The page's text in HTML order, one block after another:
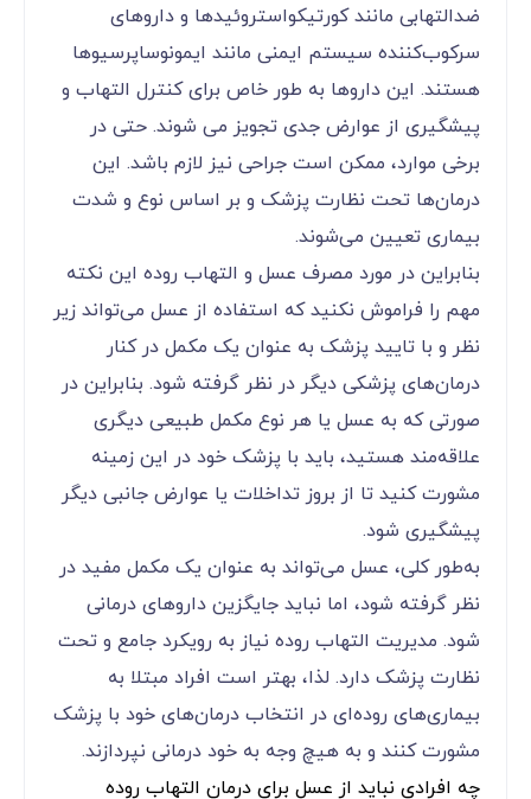
ضدالتهابی مانند کورتیکواستروئیدها و داروهای
سرکوب‌کننده سیستم ایمنی مانند ایمونوساپرسیوها
هستند. این داروها به طور خاص برای کنترل التهاب و
پیشگیری از عوارض جدی تجویز می شوند. حتی در
برخی موارد، ممکن است جراحی نیز لازم باشد. این
درمان‌ها تحت نظارت پزشک و بر اساس نوع و شدت
بیماری تعیین می‌شوند.
بنابراین در مورد مصرف عسل و التهاب روده این نکته
مهم را فراموش نکنید که استفاده از عسل می‌تواند زیر
نظر و با تایید پزشک به عنوان یک مکمل در کنار
درمان‌های پزشکی دیگر در نظر گرفته شود. بنابراین در
صورتی که به عسل یا هر نوع مکمل طبیعی دیگری
علاقه‌مند هستید، باید با پزشک خود در این زمینه
مشورت کنید تا از بروز تداخلات یا عوارض جانبی دیگر
پیشگیری شود.
به‌طور کلی، عسل می‌تواند به عنوان یک مکمل مفید در
نظر گرفته شود، اما نباید جایگزین داروهای درمانی
شود. مدیریت التهاب روده نیاز به رویکرد جامع و تحت
نظارت پزشک دارد. لذا، بهتر است افراد مبتلا به
بیماری‌های روده‌ای در انتخاب درمان‌های خود با پزشک
مشورت کنند و به هیچ وجه به خود درمانی نپردازند.
چه افرادی نباید از عسل برای درمان التهاب روده